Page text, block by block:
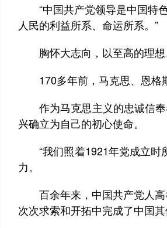
“中国共产党领导是中国特色
人民的利益所系、命运所系。”
胸怀大志向，以至高的理想
170多年前，马克思、恩格
作为马克思主义的忠诚信奉
兴确立为自己的初心使命。
“我们照着1921年党成立时
力。
百余年来，中国共产党人高
次次求索和开拓中完成了中国